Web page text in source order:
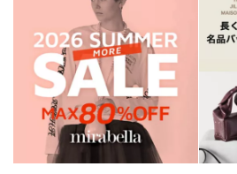
ラスト1
在庫あり
カラー